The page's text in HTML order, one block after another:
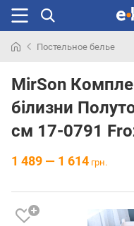
раньше
Постельное белье
MirSon
білизни
см 17-0791
1 489 — 1 614 грн.